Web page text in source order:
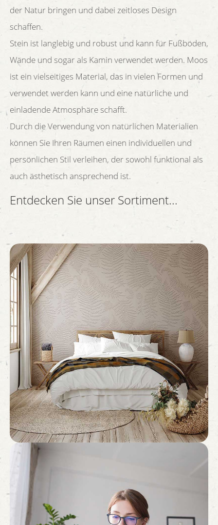
der Natur bringen und dabei zeitloses Design
schaffen.
Stein ist langlebig und robust und kann für Fußböden,
Wände und sogar als Kamin verwendet werden. Moos
ist ein vielseitiges Material, das in vielen Formen und
verwendet werden kann und eine natürliche und
einladende Atmosphäre schafft.
Durch die Verwendung von natürlichen Materialien
können Sie Ihren Räumen einen individuellen und
persönlichen Stil verleihen, der sowohl funktional als
auch ästhetisch ansprechend ist.
Entdecken Sie unser Sortiment...